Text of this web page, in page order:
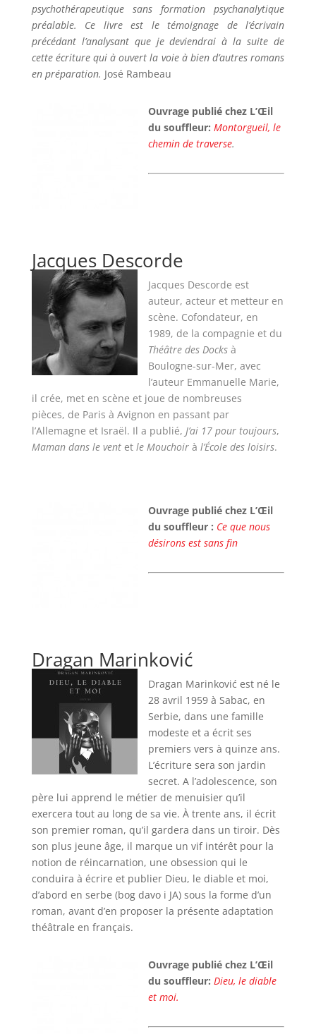
psychothérapeutique sans formation psychanalytique
préalable. Ce livre est le témoignage de l’écrivain
précédant l’analysant que je deviendrai à la suite de
cette écriture qui à ouvert la voie à bien d’autres romans
en préparation. José Rambeau
Ouvrage publiéchez L’Œil
du souffleur: Montorgueil, le
chemin de traverse.
Jacques Descorde
Jacques Descorde est
auteur, acteur et metteur en
scène. Cofondateur, en
1989, de la compagnie et du
Théâtre des Docksà
Boulogne-sur-Mer, avec
l’auteur Emmanuelle Marie,
il crée, met en scène et joue de nombreuses
pièces, de Paris à Avignon en passant par
l’Allemagne et Israël. Il a publié, J’ai 17 pour toujours,
Maman dans le ventet le Mouchoirà l’École des loisirs.
Ouvrage publié chez L’Œil
du souffleur : Ce que nous
désirons est sans fin
Dragan Marinković
Dragan Marinković est né le
28 avril 1959 à Sabac, en
Serbie, dans une famille
modeste et a écrit ses
premiers vers à quinze ans.
L’écriture sera son jardin
secret. A l’adolescence, son
père lui apprend le métier de menuisier qu’il
exercera tout au long de sa vie. À trente ans, il écrit
son premier roman, qu’il gardera dans un tiroir. Dès
son plus jeune âge, il marque un vif intérêt pour la
notion de réincarnation, une obsession qui le
conduira à écrire et publier Dieu, le diable et moi,
d’abord en serbe (bog davo i JA) sous la forme d’un
roman, avant d’en proposer la présente adaptation
théâtrale en français.
Ouvrage publié chez L’Œil
du souffleur: Dieu, le diable
et moi.